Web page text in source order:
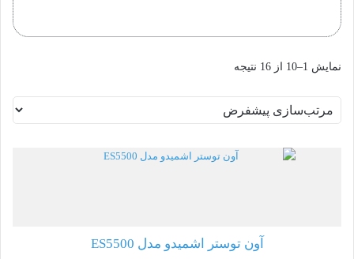
نمایش 1–10 از 16 نتیجه
آون توستر اشمیدو مدل ES5500